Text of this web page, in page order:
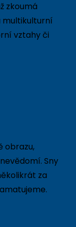
zkoumá
multikulturní
vztahy či
obrazu,
Sny
za